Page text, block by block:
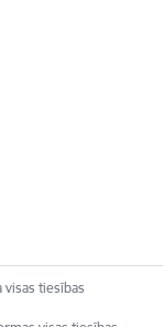
visas tiesības